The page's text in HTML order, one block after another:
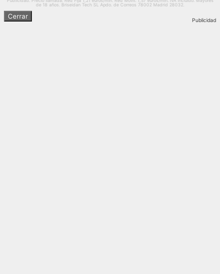
de 18 años. Briseidan Tech SL Apdo. de Correos 78002 Madrid 28032.
Publicidad
Cerrar